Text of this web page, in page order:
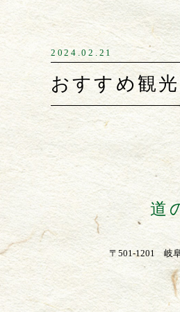
2024.02.21
おすすめ観
道
〒501-1201 岐